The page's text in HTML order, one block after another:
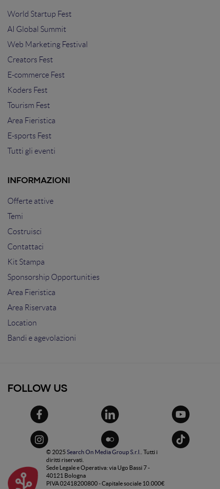
World Startup Fest
AI Global Summit
Web Marketing Festival
Creators Fest
E-commerce Fest
Koders Fest
Tourism Fest
Area Fieristica
E-sports Fest
Tutti gli eventi
INFORMAZIONI
Offerte attive
Temi
Costruisci
Contattaci
Kit Stampa
Sponsorship Opportunities
Area Fieristica
Area Riservata
Location
Bandi e agevolazioni
FOLLOW US
© 2025 Search On Media Group S.r.l.
. Tutti i
diritti riservati.
Sede Legale e Operativa: via Ugo Bassi 7 -
40121 Bologna
PIVA 02418200800 - Capitale sociale 10.000€